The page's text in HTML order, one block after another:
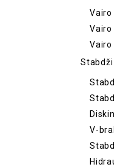
Vairo
Vairo
Vairo
V-